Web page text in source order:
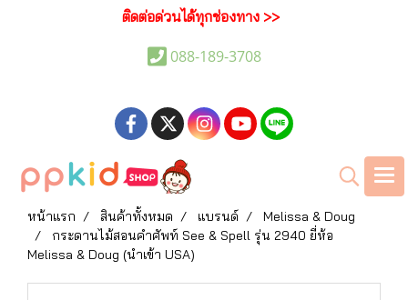
ติดต่อด่วนได้ทุกช่องทาง >>
088-189-3708
หน้าแรก สินค้าทั้งหมด แบรนด์
Melissa & Doug
กระดานไม้สอนคำศัพท์ See & Spell รุ่น 2940 ยี่ห้อ
Melissa & Doug (นำเข้า USA)